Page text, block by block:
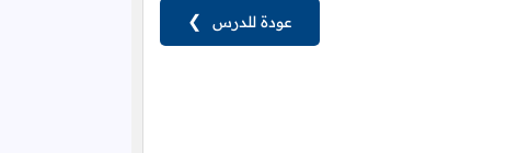
عودة للدرس ❯